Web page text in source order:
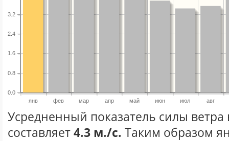
янв фев мар апр май июн июл авг
0.0
0.8
1.6
2.4
3.2
Усредненный показатель силы ветра
составляет4.3 м./с. Таким образом